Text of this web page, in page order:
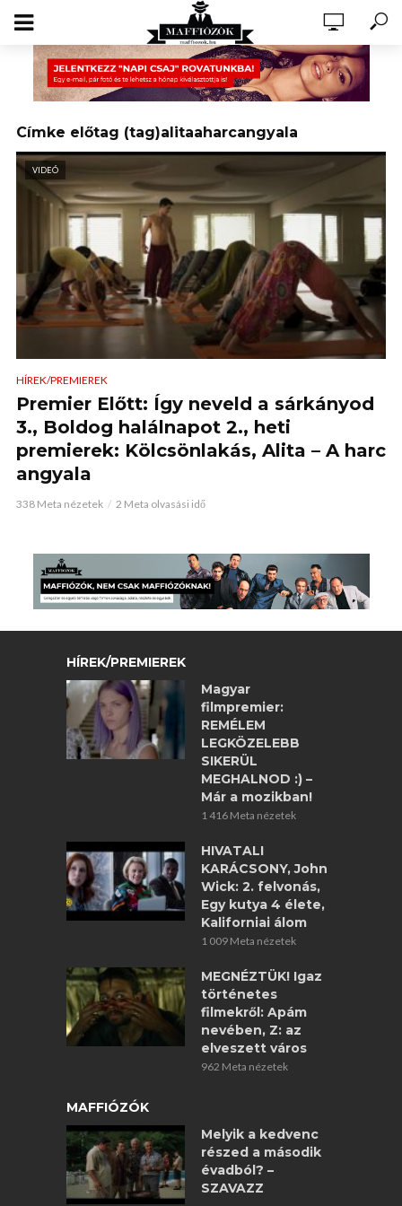
Címke előtag (tag)alitaaharcangyala
VIDEÓ
HÍREK/PREMIEREK
Premier Előtt: Így neveld a sárkányod
3., Boldog halálnapot 2., heti
premierek: Kölcsönlakás, Alita – A harc
angyala
338 Meta nézetek 2 Meta olvasási idő
HÍREK/PREMIEREK
Magyar
filmpremier:
REMÉLEM
LEGKÖZELEBB
SIKERÜL
MEGHALNOD :) –
Már a mozikban!
1 416 Meta nézetek
HIVATALI
KARÁCSONY, John
Wick: 2. felvonás,
Egy kutya 4 élete,
Kaliforniai álom
1 009 Meta nézetek
MEGNÉZTÜK! Igaz
történetes
filmekről: Apám
nevében, Z: az
elveszett város
962 Meta nézetek
MAFFIÓZÓK
Melyik a kedvenc
részed a második
évadból? –
SZAVAZZ